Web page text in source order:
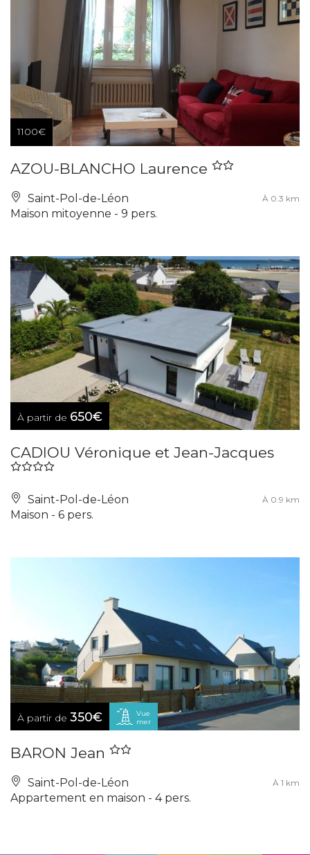
1100€
AZOU-BLANCHO Laurence
Saint-Pol-de-Léon À 0.3 km
Maison mitoyenne - 9 pers.
À partir de 650€
CADIOU Véronique et Jean-Jacques
Saint-Pol-de-Léon À 0.9 km
Maison - 6 pers.
À partir de 350€
Vue
mer
BARON Jean
Saint-Pol-de-Léon À 1 km
Appartement en maison - 4 pers.